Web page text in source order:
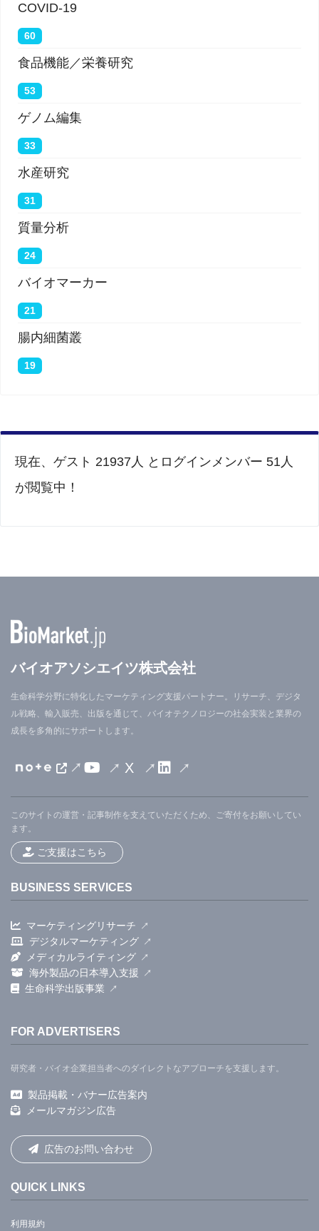
COVID-19
60
食品機能／栄養研究
53
ゲノム編集
33
水産研究
31
質量分析
24
バイオマーカー
21
腸内細菌叢
19
現在、ゲスト 21937人 とログインメンバー 51人
が閲覧中！
バイオアソシエイツ株式会社
生命科学分野に特化したマーケティング支援パートナー。リサーチ、デジタ
ル戦略、輸入販売、出版を通じて、バイオテクノロジーの社会実装と業界の
成長を多角的にサポートします。
X
このサイトの運営・記事制作を支えていただくため、ご寄付をお願いしてい
ます。
ご支援はこちら
BUSINESS SERVICES
マーケティングリサーチ
デジタルマーケティング
メディカルライティング
海外製品の日本導入支援
生命科学出版事業
FOR ADVERTISERS
研究者・バイオ企業担当者へのダイレクトなアプローチを支援します。
製品掲載・バナー広告案内
メールマガジン広告
広告のお問い合わせ
QUICK LINKS
利用規約